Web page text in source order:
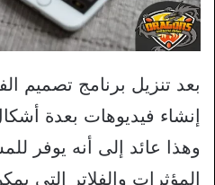
إنشاء فيديوهات بعدة
وهذا عائد إلى أنه يوفر
المؤثرات والفلاتر التي